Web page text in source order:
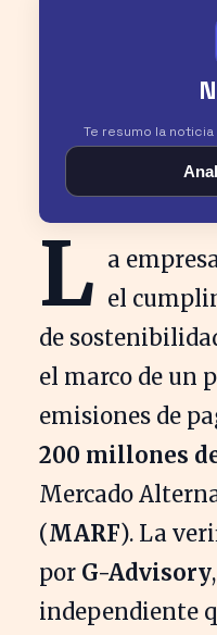
Te resumo la
L a
el
de
el marco de un
emisiones de
200 millones
Mercado
(MARF). La
por G-Advisory
independiente